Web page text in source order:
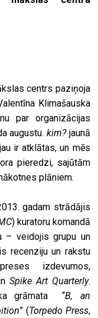
meklēt
centrs paziņoja
Klimašauska
par organizācijas
augustu. kim?jaunā
ir atklātas, un mēs
pieredzi, sajūtām
plāniem.
gadam strādājis
) kuratoru komandā
– veidojis grupu un
recenziju un rakstu
izdevumos,
Spike Art Quarterly.
grāmata “B, an
” (Torpedo Press,